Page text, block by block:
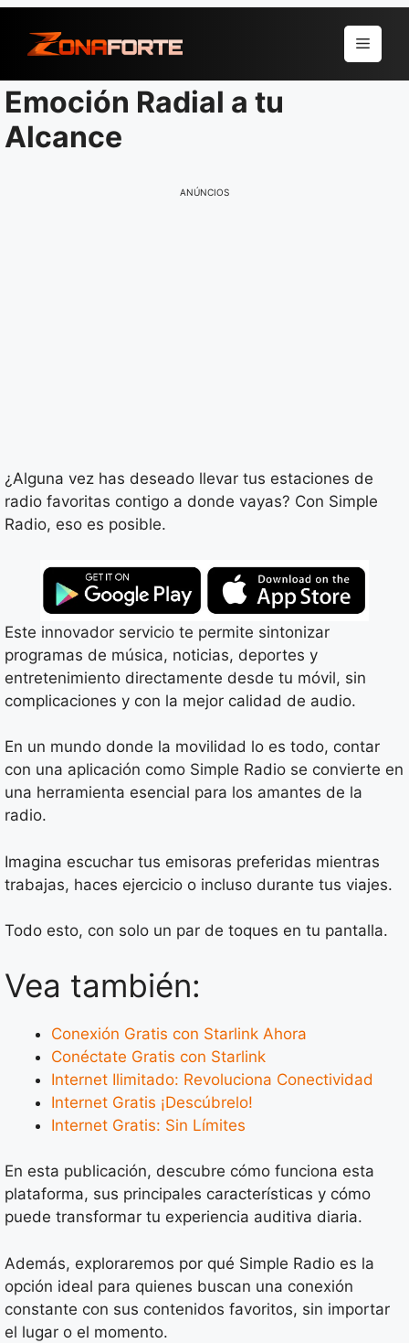
para
conteúdo
Menu
Emoción Radial a tu
Alcance
ANÚNCIOS
¿Alguna vez has deseado llevar tus estaciones de
radio favoritas contigo a donde vayas? Con Simple
Radio, eso es posible.
Este innovador servicio te permite sintonizar
programas de música, noticias, deportes y
entretenimiento directamente desde tu móvil, sin
complicaciones y con la mejor calidad de audio.
En un mundo donde la movilidad lo es todo, contar
con una aplicación como Simple Radio se convierte en
una herramienta esencial para los amantes de la
radio.
Imagina escuchar tus emisoras preferidas mientras
trabajas, haces ejercicio o incluso durante tus viajes.
Todo esto, con solo un par de toques en tu pantalla.
Vea también:
Conexión Gratis con Starlink Ahora
Conéctate Gratis con Starlink
Internet Ilimitado: Revoluciona Conectividad
Internet Gratis ¡Descúbrelo!
Internet Gratis: Sin Límites
En esta publicación, descubre cómo funciona esta
plataforma, sus principales características y cómo
puede transformar tu experiencia auditiva diaria.
Además, exploraremos por qué Simple Radio es la
opción ideal para quienes buscan una conexión
constante con sus contenidos favoritos, sin importar
el lugar o el momento.